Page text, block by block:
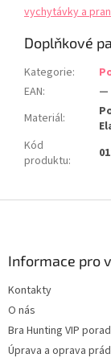
vychytávky a
Doplňkové
Kategorie:
EAN:
—
Materiál:
Kód
produktu:
Informace pro
Kontakty
O nás
Bra Hunting VIP
Úprava a oprava